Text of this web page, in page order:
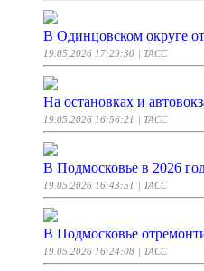
В Одинцовском округе
19.05.2026 17:29:30 | ТАСС
На остановках и
19.05.2026 16:56:21 | ТАСС
В Подмосковье в 2026
19.05.2026 16:43:51 | ТАСС
В Подмосковье
19.05.2026 16:24:08 | ТАСС